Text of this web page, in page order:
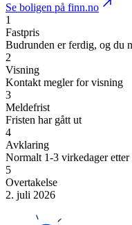
Se boligen på finn.no
1
Fastpris
Budrunden er ferdig, og du
2
Visning
Kontakt megler for visning
3
Meldefrist
Fristen har gått ut
4
Avklaring
Normalt 1-3 virkedager
5
Overtakelse
2. juli 2026